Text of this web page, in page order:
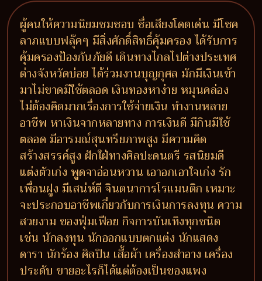
ผู้คนให้ความนิยมชมชอบ ชื่อเสียงโดดเด่น มีโชค
ลาภแบบฟลุ๊คๆ มีสิ่งศักดิ์สิทธิ์คุ้มครอง ได้รับการ
คุ้มครองป้องกันภัยดี เดินทางไกลไปต่างประเทศ
ต่างจังหวัดบ่อย ได้ร่วมงานบุญกุศล มักมีเงินเข้า
มาไม่ขาดมีใช้ตลอด เงินทองหาง่าย หมุนคล่อง
ไม่ต้องคิดมากเรื่องการใช้จ่ายเงิน ทำงานหลาย
อาชีพ หาเงินจากหลายทาง การเงินดี มีกินมีใช้
ตลอด มีอารมณ์สุนทรียภาพสูง มีความคิด
สร้างสรรค์สูง ฝักใฝ่ทางศิลปะดนตรี รสนิยมดี
แต่งตัวเก่ง พูดจาอ่อนหวาน เอาอกเอาใจเก่ง รัก
เพื่อนฝูง มีเสน่ห์ดี จินตนาการโรแมนติก เหมาะ
จะประกอบอาชีพเกี่ยวกับการเงินการลงทุน ความ
สวยงาม ของฟุ่มเฟือย กิจการบันเทิงทุกชนิด
เช่น นักลงทุน นักออกแบบตกแต่ง นักแสดง
ดารา นักร้อง ศิลปิน เสื้อผ้า เครื่องสำอาง เครื่อง
ประดับ ขายอะไรก็ได้แต่ต้องเป็นของแพง